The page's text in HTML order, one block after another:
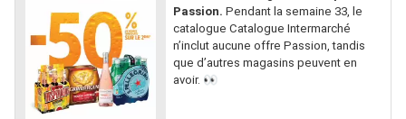
Passion. Pendant la semaine 33, le
catalogue Catalogue Intermarché
n’inclut aucune offre Passion, tandis
que d’autres magasins peuvent en
avoir. 👀